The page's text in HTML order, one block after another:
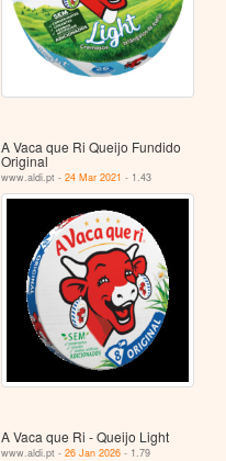
A Vaca que Ri Queijo Fundido
Original
www.aldi.pt - 24 Mar 2021 - 1.43
A Vaca que Ri - Queijo Light
www.aldi.pt - 26 Jan 2026- 1.79